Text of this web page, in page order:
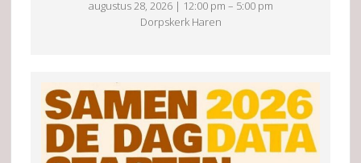
augustus 28, 2026 | 12:00 pm – 5:00 pm
Dorpskerk Haren